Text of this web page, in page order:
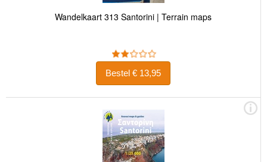
Wandelkaart 313 Santorini | Terrain maps
Bestel € 13,95